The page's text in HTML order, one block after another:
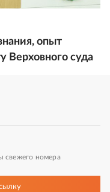
опыт
Верховного суда
свежего номера